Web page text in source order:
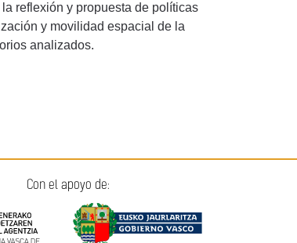
reflexión y propuesta de políticas
y movilidad espacial de la
analizados.
Con el apoyo de: